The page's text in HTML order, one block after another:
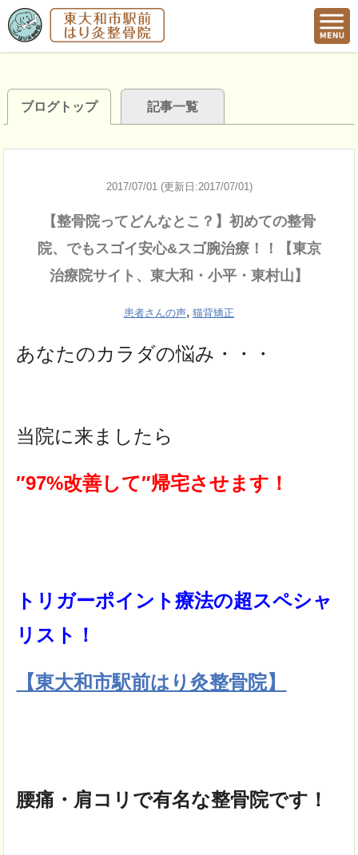
ブログトップ 記事一覧
2017/07/01 (更新日:2017/07/01)
【整骨院ってどんなとこ？】初めての整骨
院、でもスゴイ安心&スゴ腕治療！！【東京
治療院サイト、東大和・小平・東村山】
患者さんの声, 猫背矯正
あなたのカラダの悩み・・・
当院に来ましたら
″97%改善して″帰宅させます！
トリガーポイント療法の超スペシャ
リスト！
【東大和市駅前はり灸整骨院】
腰痛・肩コリで有名な整骨院です！